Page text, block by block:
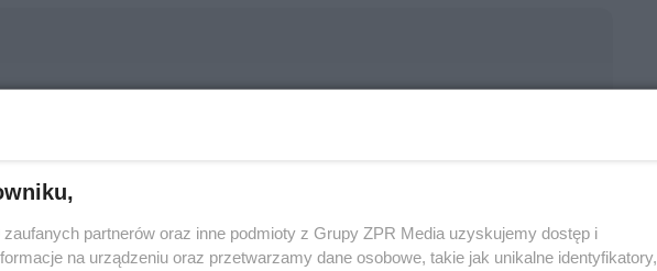
partnerów oraz inne podmioty z Grupy ZPR Media uzyskujemy dostęp i
na urządzeniu oraz przetwarzamy dane osobowe, takie jak unikalne identyfikatory,